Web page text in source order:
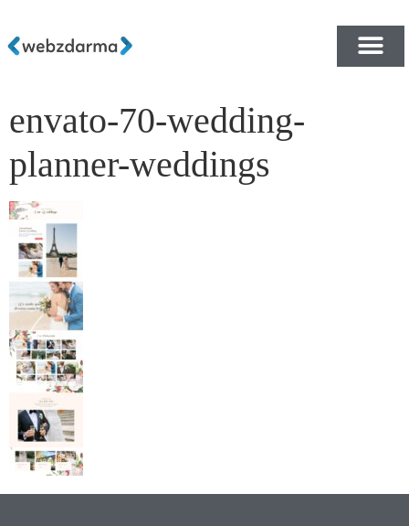
envato-70-wedding-
planner-weddings